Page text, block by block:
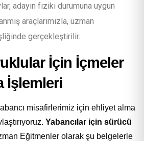
adayın fiziki durumuna uygun
araçlarımızla, uzman
gerçekleştirilir.
İçin İçmeler
İşlemleri
misafirlerimiz için ehliyet alma
Yabancılar için sürücü
Eğitmenler olarak şu belgelerle